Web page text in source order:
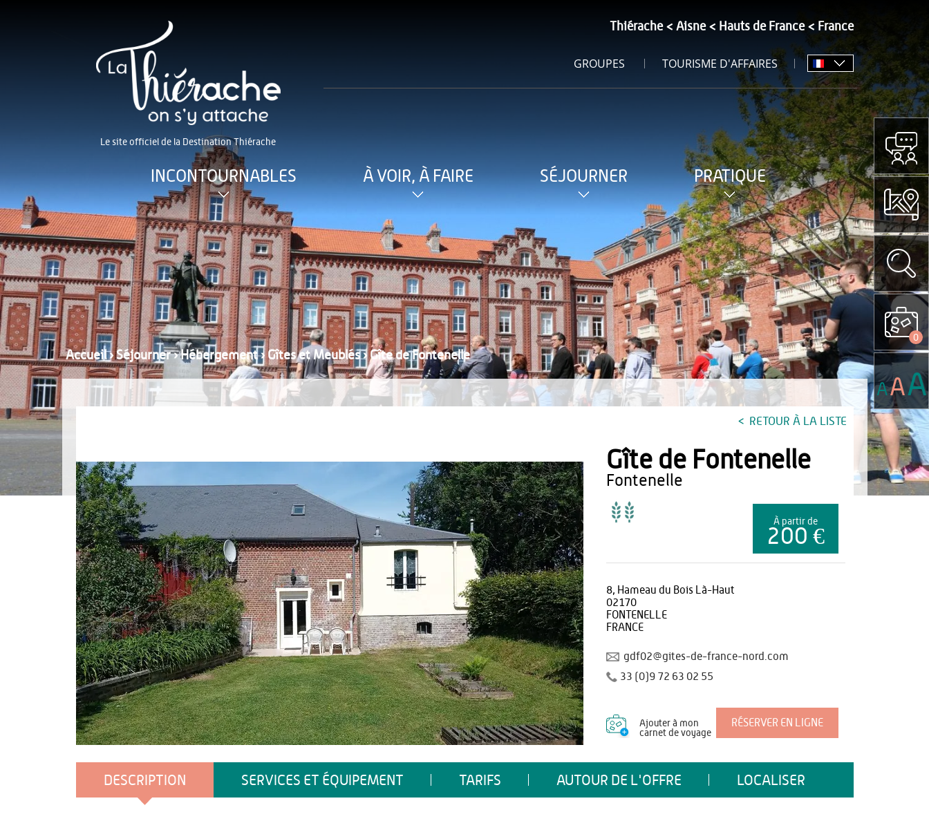
Le site officiel de la Destination Thiérache
Thiérache Aisne Hauts de France France
GROUPES TOURISME D'AFFAIRES
INCONTOURNABLES À VOIR, À FAIRE SÉJOURNER PRATIQUE
Accueil›Séjourner›Hébergement›Gîtes et Meublés›Gîte de Fontenelle
RETOUR À LA LISTE
Gîte de Fontenelle
fontenelle
À partir de
200 €
8, Hameau du Bois Là-Haut
02170
FONTENELLE
FRANCE
gdf02@gites-de-france-nord.com
33 (0)9 72 63 02 55
Ajouter à mon
carnet de voyage
RÉSERVER EN LIGNE
DESCRIPTION SERVICES ET ÉQUIPEMENT TARIFS AUTOUR DE L'OFFRE LOCALISER
0
AAA